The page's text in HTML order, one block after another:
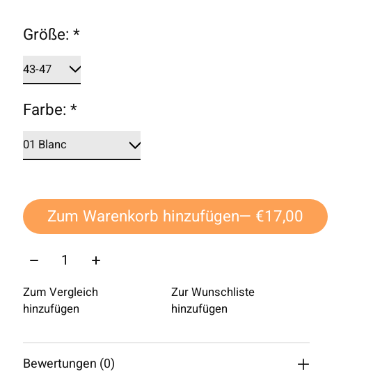
Größe:*
Farbe:*
Zum Warenkorb hinzufügen
— €17,00
Menge:
Zum Vergleich
hinzufügen
Zur Wunschliste
hinzufügen
Bewertungen (0)